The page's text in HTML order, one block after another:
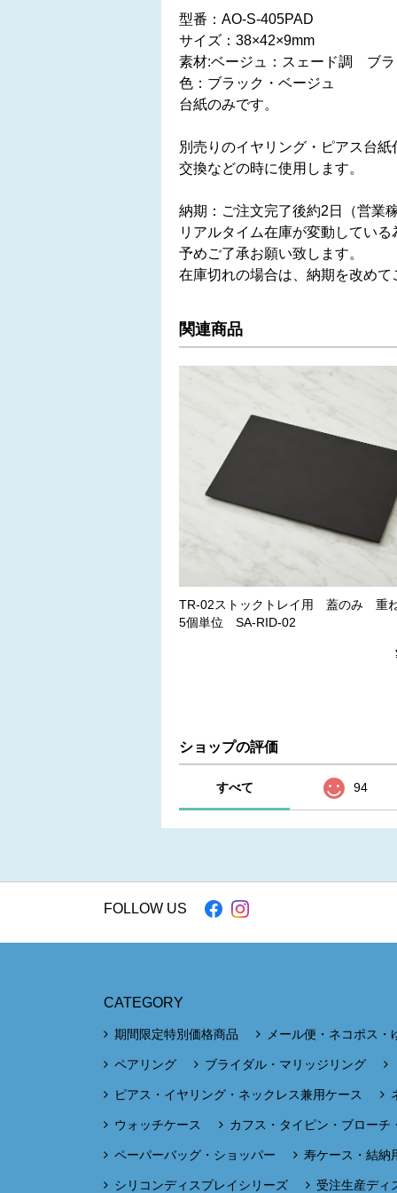
型番：AO-S-405PAD
サイズ：38×42×9mm
素材:ベージュ：スェード調 ブラ
色：ブラック・ベージュ
台紙のみです。
別売りのイヤリング・ピアス台
交換などの時に使用します。
納期：ご注文完了後約2日（営業
リアルタイム在庫が変動してい
予めご了承お願い致します。
在庫切れの場合は、納期を改め
関連商品
TR-02ストックトレイ用 蓋のみ
5個単位 SA-RID-02
ショップの評価
すべて 94
FOLLOW US
CATEGORY
期間限定特別価格商品 メール便・ネコポス
ペアリング ブライダル・マリッジリング
ピアス・イヤリング・ネックレス兼用ケース
ウォッチケース カフス・タイピン・ブロー
ペーパーバッグ・ショッパー 寿ケース・結納
シリコンディスプレイシリーズ 受注生産ディ